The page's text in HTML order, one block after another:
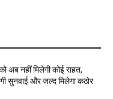
अब नहीं मिलेगी कोई राहत,
सुनवाई और जल्द मिलेगा कठोर